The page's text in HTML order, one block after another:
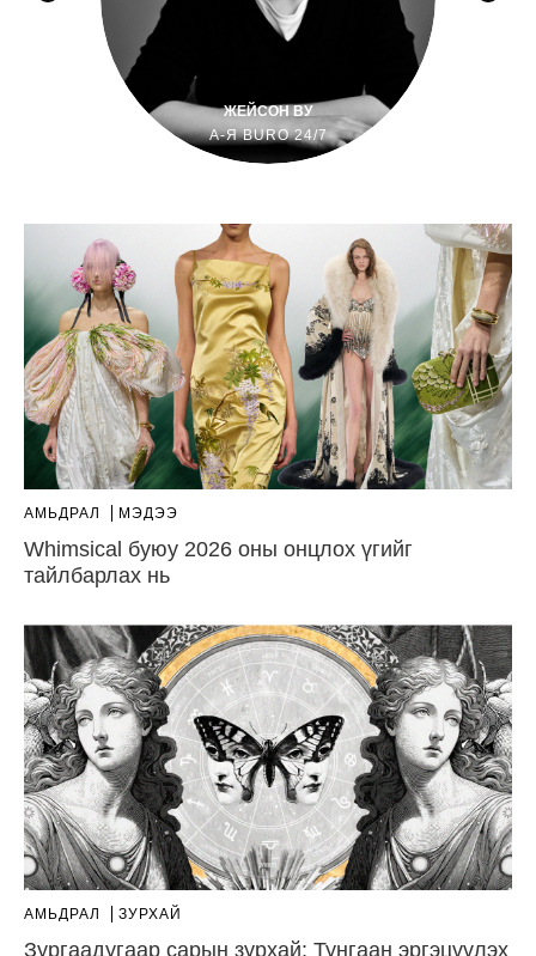
ЖЕЙСОН ВУ
А-Я BURO 24/7
АМЬДРАЛ МЭДЭЭ
Whimsical буюу 2026 оны онцлох үгийг
тайлбарлах нь
АМЬДРАЛ ЗУРХАЙ
Зургаадугаар сарын зурхай: Тунгаан эргэцүүлэх